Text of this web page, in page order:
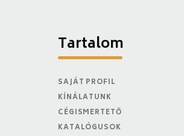
Tartalom
SAJÁT PROFIL
KÍNÁLATUNK
CÉGISMERTETŐ
KATALÓGUSOK